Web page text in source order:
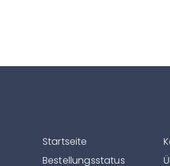
Startseite
Bestellungsstatus